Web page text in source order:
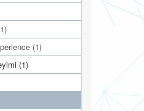
(1)
(1)